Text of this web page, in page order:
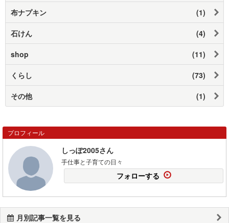
布ナプキン (1)
石けん (4)
shop (11)
くらし (73)
その他 (1)
プロフィール
しっぽ2005さん
手仕事と子育ての日々
フォローする
月別記事一覧を見る